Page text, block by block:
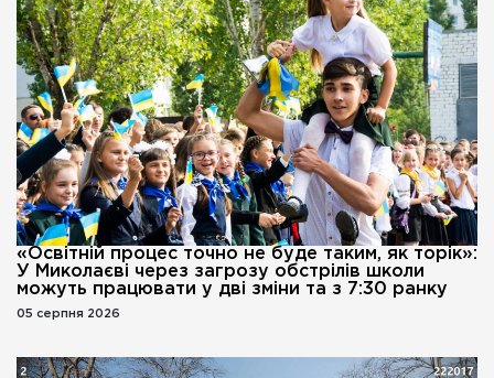
«Освітній процес точно не буде таким, як торік»:
У Миколаєві через загрозу обстрілів школи
можуть працювати у дві зміни та з 7:30 ранку
05 серпня 2026